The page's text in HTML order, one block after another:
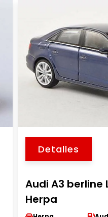
Detalles
Audi A3 berline
Herpa